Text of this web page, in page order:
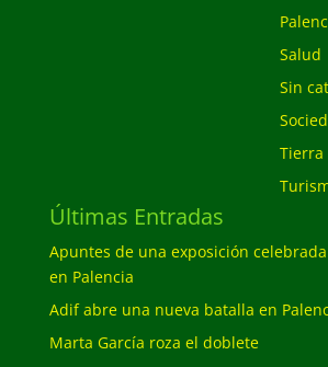
Salud
Sin
Tierra
Últimas Entradas
Apuntes de una exposición
en Palencia
Adif abre una nueva batalla en
Marta García roza el doblete